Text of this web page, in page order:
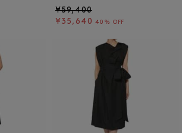
¥59,400
¥35,640 40% OFF